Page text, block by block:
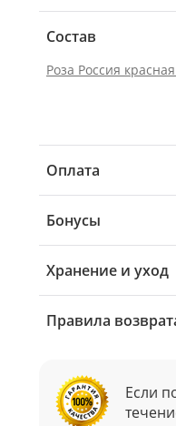
Состав
Роза Россия
Оплата
Бонусы
Хранение и уход
Правила
Если